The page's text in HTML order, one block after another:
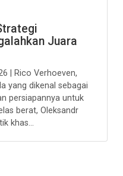
Juara
| Rico Verhoeven,
yang dikenal sebagai
persiapannya untuk
berat, Oleksandr
khas...